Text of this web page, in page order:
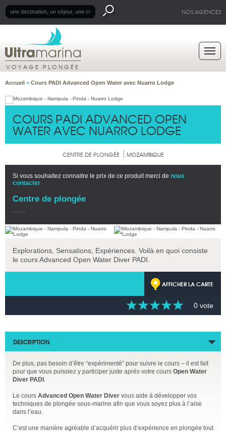
NOS AGENCES
VOYAGE PLONGÉE
Accueil > Cours PADI Advanced Open Water avec Nuarro Lodge
COURS PADI ADVANCED OPEN
WATER AVEC NUARRO LODGE
CENTRE DE PLONGÉE MOZAMBIQUE
Si vous souhaitez connaitre le prix de ce produit merci de nous
contacter
Centre de plongée
Explorations, Sensations, Expériences. Voilà en quoi consiste
le cours Advanced Open Water Diver PADI.
AFFICHER LA CARTE
0 vote
DESCRIPTION
De plus, pas besoin d’être “expérimenté” pour suivre le cours – il est fait
pour que vous puissiez y participer juste après votre cours Open Water
Diver PADI .
Le cours Advanced Open Water Diver vous aide à développer vos
techniques de plongée sous-marine afin que vous soyez plus à l’aise
dans l’eau.
C’est une manière agréable d’acquérir plus d’expérience en plongée tout